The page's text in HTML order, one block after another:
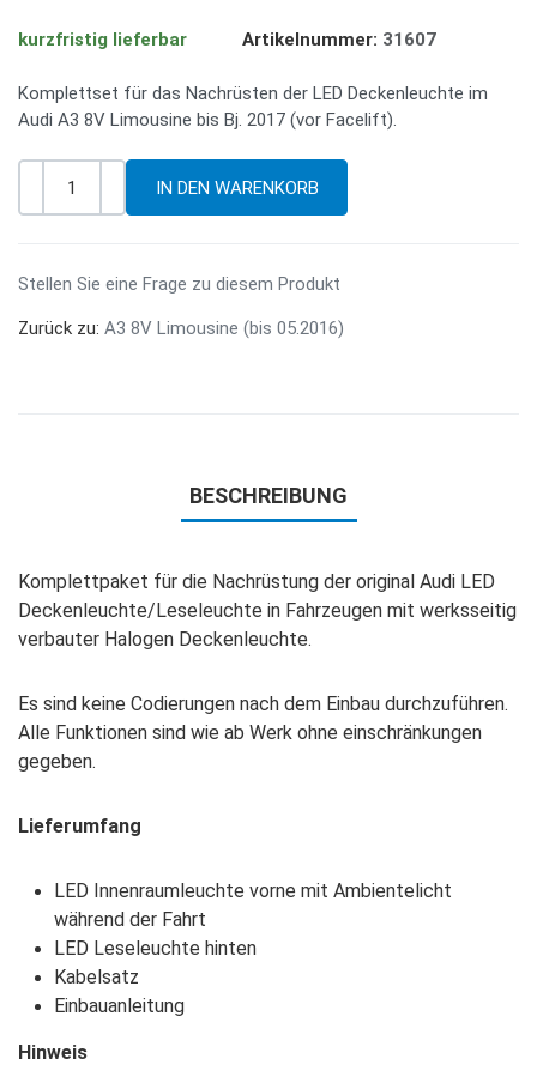
kurzfristig lieferbar Artikelnummer: 31607
Komplettset für das Nachrüsten der LED Deckenleuchte im
Audi A3 8V Limousine bis Bj. 2017 (vor Facelift).
Stellen Sie eine Frage zu diesem Produkt
Zurück zu: A3 8V Limousine (bis 05.2016)
BESCHREIBUNG
Komplettpaket für die Nachrüstung der original Audi LED
Deckenleuchte/Leseleuchte in Fahrzeugen mit werksseitig
verbauter Halogen Deckenleuchte.
Es sind keine Codierungen nach dem Einbau durchzuführen.
Alle Funktionen sind wie ab Werk ohne einschränkungen
gegeben.
Lieferumfang
LED Innenraumleuchte vorne mit Ambientelicht
während der Fahrt
LED Leseleuchte hinten
Kabelsatz
Einbauanleitung
Hinweis